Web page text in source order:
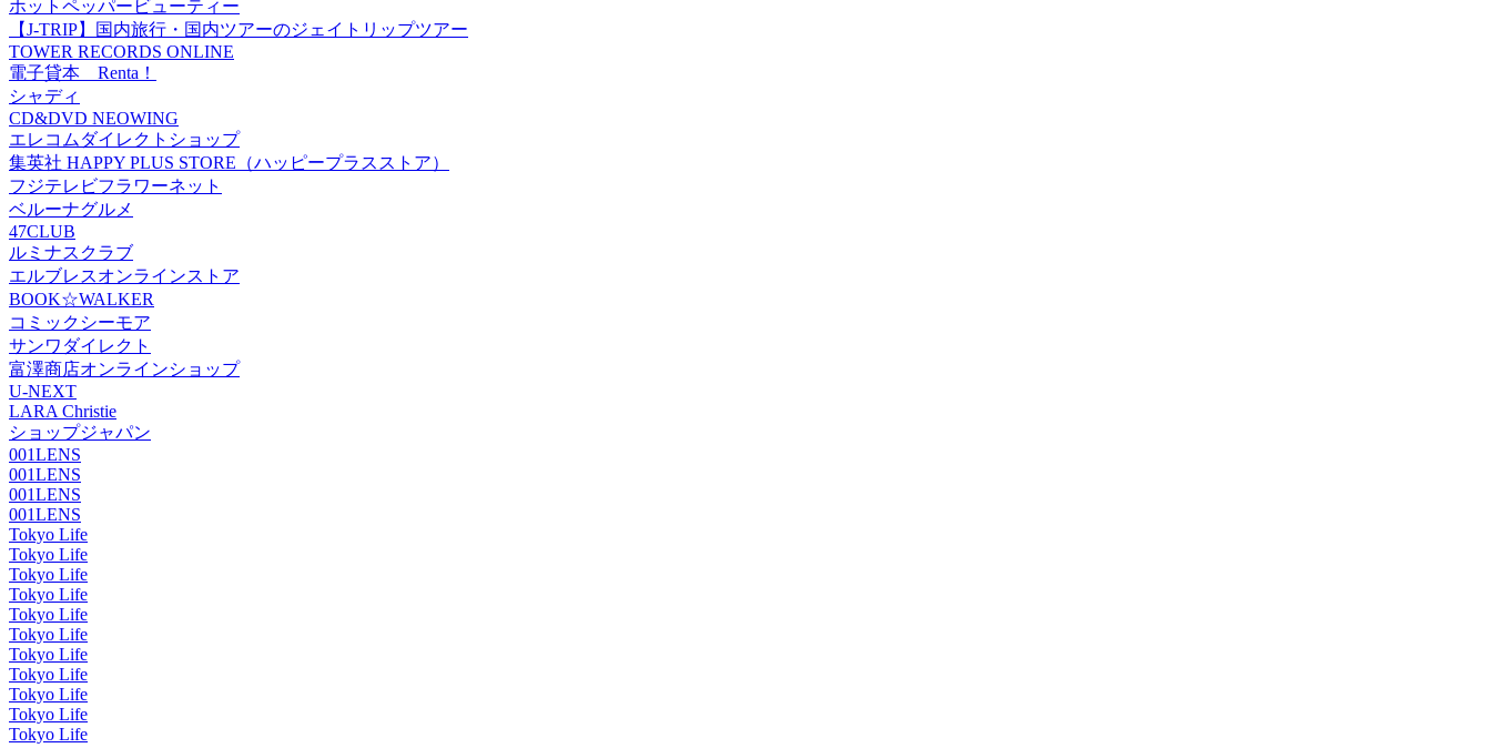
ホットペッパービューティー
【J-TRIP】国内旅行・国内ツアーのジェイトリップツアー
TOWER RECORDS ONLINE
電子貸本 Renta！
シャディ
CD&DVD NEOWING
エレコムダイレクトショップ
集英社 HAPPY PLUS STORE（ハッピープラスストア）
フジテレビフラワーネット
ベルーナグルメ
47CLUB
ルミナスクラブ
エルブレスオンラインストア
BOOK☆WALKER
コミックシーモア
サンワダイレクト
富澤商店オンラインショップ
U-NEXT
LARA Christie
ショップジャパン
001LENS
001LENS
001LENS
001LENS
Tokyo Life
Tokyo Life
Tokyo Life
Tokyo Life
Tokyo Life
Tokyo Life
Tokyo Life
Tokyo Life
Tokyo Life
Tokyo Life
Tokyo Life